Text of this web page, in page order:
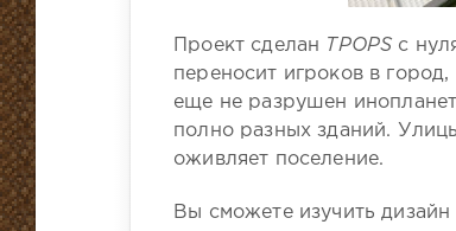
Проект сделан TPOPS с
переносит игроков в
еще не разрушен
полно разных зданий.
оживляет поселение.
Вы сможете изучить